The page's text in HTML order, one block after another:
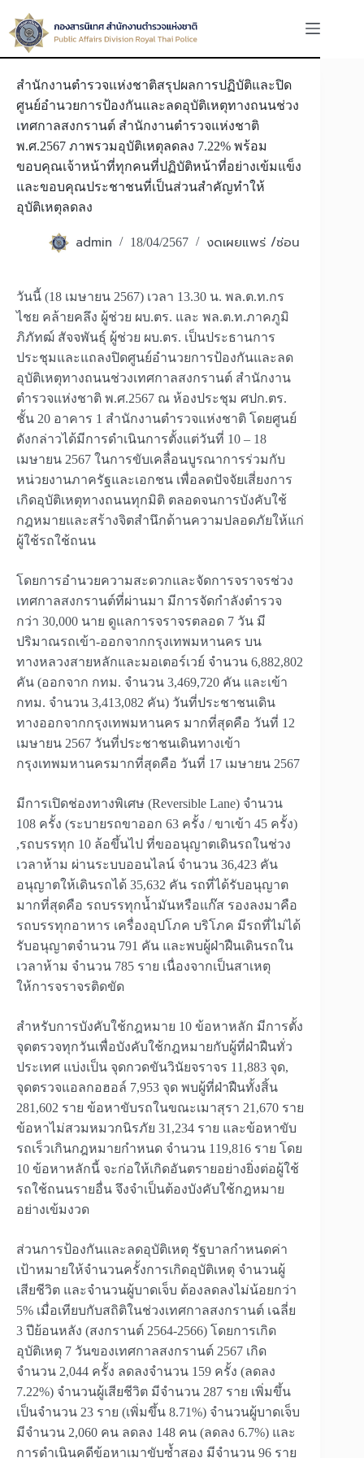
to
content
สำนักงานตำรวจแห่งชาติสรุปผลการปฏิบัติและปิด
ศูนย์อำนวยการป้องกันและลดอุบัติเหตุทางถนนช่วง
เทศกาลสงกรานต์ สำนักงานตำรวจแห่งชาติ
พ.ศ.2567 ภาพรวมอุบัติเหตุลดลง 7.22% พร้อม
ขอบคุณเจ้าหน้าที่ทุกคนที่ปฏิบัติหน้าที่อย่างเข้มแข็ง
และขอบคุณประชาชนที่เป็นส่วนสำคัญทำให้
อุบัติเหตุลดลง
admin 18/04/2567 งดเผยแพร่ /ซ่อน
วันนี้ (18 เมษายน 2567) เวลา 13.30 น. พล.ต.ท.กร
ไชย คล้ายคลึง ผู้ช่วย ผบ.ตร. และ พล.ต.ท.ภาคภูมิ
ภิภัทฒ์ สัจจพันธุ์ ผู้ช่วย ผบ.ตร. เป็นประธานการ
ประชุมและแถลงปิดศูนย์อำนวยการป้องกันและลด
อุบัติเหตุทางถนนช่วงเทศกาลสงกรานต์ สำนักงาน
ตำรวจแห่งชาติ พ.ศ.2567 ณ ห้องประชุม ศปก.ตร.
ชั้น 20 อาคาร 1 สำนักงานตำรวจแห่งชาติ โดยศูนย์
ดังกล่าวได้มีการดำเนินการตั้งแต่วันที่ 10 – 18
เมษายน 2567 ในการขับเคลื่อนบูรณาการร่วมกับ
หน่วยงานภาครัฐและเอกชน เพื่อลดปัจจัยเสี่ยงการ
เกิดอุบัติเหตุทางถนนทุกมิติ ตลอดจนการบังคับใช้
กฎหมายและสร้างจิตสำนึกด้านความปลอดภัยให้แก่
ผู้ใช้รถใช้ถนน
โดยการอำนวยความสะดวกและจัดการจราจรช่วง
เทศกาลสงกรานต์ที่ผ่านมา มีการจัดกำลังตำรวจ
กว่า 30,000 นาย ดูแลการจราจรตลอด 7 วัน มี
ปริมาณรถเข้า-ออกจากกรุงเทพมหานคร บน
ทางหลวงสายหลักและมอเตอร์เวย์ จำนวน 6,882,802
คัน (ออกจาก กทม. จำนวน 3,469,720 คัน และเข้า
กทม. จำนวน 3,413,082 คัน) วันที่ประชาชนเดิน
ทางออกจากกรุงเทพมหานคร มากที่สุดคือ วันที่ 12
เมษายน 2567 วันที่ประชาชนเดินทางเข้า
กรุงเทพมหานครมากที่สุดคือ วันที่ 17 เมษายน 2567
มีการเปิดช่องทางพิเศษ (Reversible Lane) จำนวน
108 ครั้ง (ระบายรถขาออก 63 ครั้ง / ขาเข้า 45 ครั้ง)
,รถบรรทุก 10 ล้อขึ้นไป ที่ขออนุญาตเดินรถในช่วง
เวลาห้าม ผ่านระบบออนไลน์ จำนวน 36,423 คัน
อนุญาตให้เดินรถได้ 35,632 คัน รถที่ได้รับอนุญาต
มากที่สุดคือ รถบรรทุกน้ำมันหรือแก๊ส รองลงมาคือ
รถบรรทุกอาหาร เครื่องอุปโภค บริโภค มีรถที่ไม่ได้
รับอนุญาตจำนวน 791 คัน และพบผู้ฝ่าฝืนเดินรถใน
เวลาห้าม จำนวน 785 ราย เนื่องจากเป็นสาเหตุ
ให้การจราจรติดขัด
สำหรับการบังคับใช้กฎหมาย 10 ข้อหาหลัก มีการตั้ง
จุดตรวจทุกวันเพื่อบังคับใช้กฎหมายกับผู้ที่ฝ่าฝืนทั่ว
ประเทศ แบ่งเป็น จุดกวดขันวินัยจราจร 11,883 จุด,
จุดตรวจแอลกอฮอล์ 7,953 จุด พบผู้ที่ฝ่าฝืนทั้งสิ้น
281,602 ราย ข้อหาขับรถในขณะเมาสุรา 21,670 ราย
ข้อหาไม่สวมหมวกนิรภัย 31,234 ราย และข้อหาขับ
รถเร็วเกินกฎหมายกำหนด จำนวน 119,816 ราย โดย
10 ข้อหาหลักนี้ จะก่อให้เกิดอันตรายอย่างยิ่งต่อผู้ใช้
รถใช้ถนนรายอื่น จึงจำเป็นต้องบังคับใช้กฎหมาย
อย่างเข้มงวด
ส่วนการป้องกันและลดอุบัติเหตุ รัฐบาลกำหนดค่า
เป้าหมายให้จำนวนครั้งการเกิดอุบัติเหตุ จำนวนผู้
เสียชีวิต และจำนวนผู้บาดเจ็บ ต้องลดลงไม่น้อยกว่า
5% เมื่อเทียบกับสถิติในช่วงเทศกาลสงกรานต์ เฉลี่ย
3 ปีย้อนหลัง (สงกรานต์ 2564-2566) โดยการเกิด
อุบัติเหตุ 7 วันของเทศกาลสงกรานต์ 2567 เกิด
จำนวน 2,044 ครั้ง ลดลงจำนวน 159 ครั้ง (ลดลง
7.22%) จำนวนผู้เสียชีวิต มีจำนวน 287 ราย เพิ่มขึ้น
เป็นจำนวน 23 ราย (เพิ่มขึ้น 8.71%) จำนวนผู้บาดเจ็บ
มีจำนวน 2,060 คน ลดลง 148 คน (ลดลง 6.7%) และ
การดำเนินคดีข้อหาเมาขับซ้ำสอง มีจำนวน 96 ราย